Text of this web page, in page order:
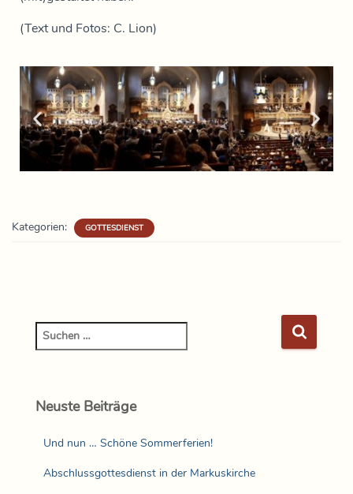
(Text und Fotos: C. Lion)
Kategorien: GOTTESDIENST
Neuste Beiträge
Und nun … Schöne Sommerferien!
Abschlussgottesdienst in der Markuskirche